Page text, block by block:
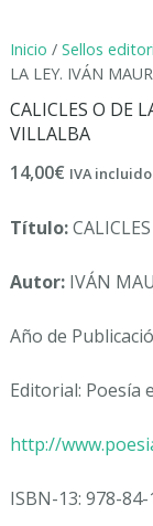
Inicio / Sellos
LA LEY. IVÁN
CALICLES O DE
VILLALBA
14,00€ IVA incluido
Título:
Autor:IVÁN
Año de
Editorial: Poesía
http://
ISBN-13: 978-